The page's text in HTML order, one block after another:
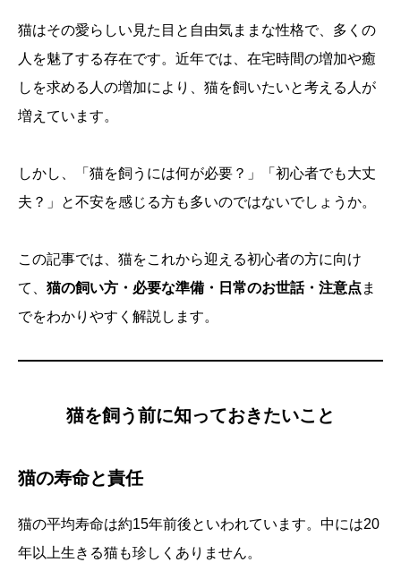
猫はその愛らしい見た目と自由気ままな性格で、多くの
人を魅了する存在です。近年では、在宅時間の増加や癒
しを求める人の増加により、猫を飼いたいと考える人が
増えています。
しかし、「猫を飼うには何が必要？」「初心者でも大丈
夫？」と不安を感じる方も多いのではないでしょうか。
この記事では、猫をこれから迎える初心者の方に向け
て、 猫の飼い方・必要な準備・日常のお世話・注意点 ま
でをわかりやすく解説します。
猫を飼う前に知っておきたいこと
猫の寿命と責任
猫の平均寿命は約15年前後といわれています。中には20
年以上生きる猫も珍しくありません。